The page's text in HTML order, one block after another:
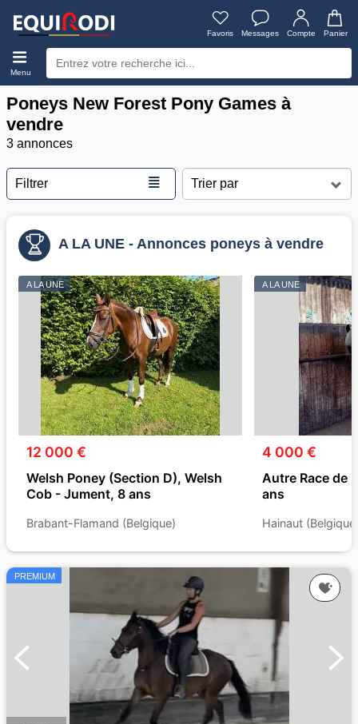
Favoris Messages Compte Panier
Menu
Poneys New Forest Pony Games à
vendre
3 annonces
Filtrer ≣
A LA UNE - Annonces poneys à vendre
A LA UNE
12 000 €
Welsh Poney (Section D), Welsh
Cob - Jument, 8 ans
Brabant-Flamand (Belgique)
A LA UNE
4 000 €
Autre Race de
ans
Hainaut
PREMIUM